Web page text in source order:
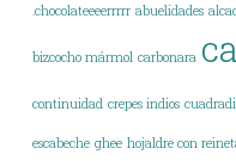
.chocolateeeerrrrr abuelidades
bizcocho mármol carbonara
continuidad crepes indios
escabeche ghee hojaldre con